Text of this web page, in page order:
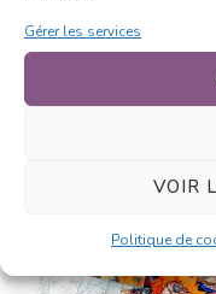
Gérer les services
VOIR
Politique de